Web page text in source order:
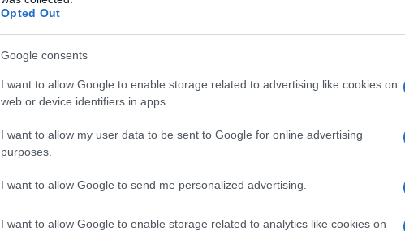
Opted Out
Google consents
I want to allow Google to enable storage related to advertising like cookies on
web or device identifiers in apps.
I want to allow my user data to be sent to Google for online advertising
purposes.
I want to allow Google to send me personalized advertising.
I want to allow Google to enable storage related to analytics like cookies on